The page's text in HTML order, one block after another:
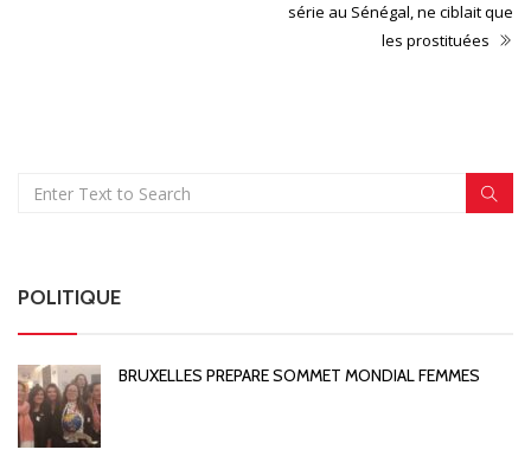
série au Sénégal, ne ciblait que
les prostituées
POLITIQUE
BRUXELLES PREPARE SOMMET MONDIAL FEMMES